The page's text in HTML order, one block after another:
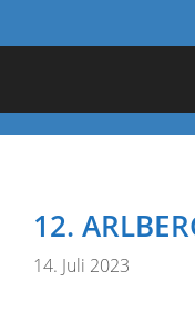
12.
14. Juli 2023